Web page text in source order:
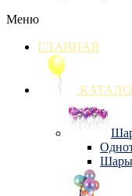
Меню
ГЛАВНАЯ
Шары